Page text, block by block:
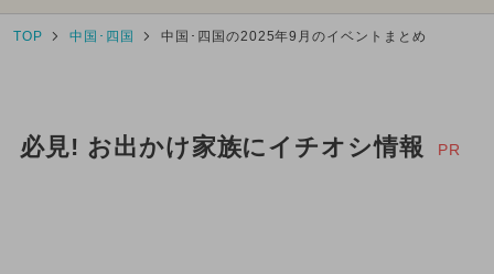
TOP 中国･四国 中国･四国の2025年9月のイベントまとめ
必見! お出かけ家族にイチオシ情報 PR